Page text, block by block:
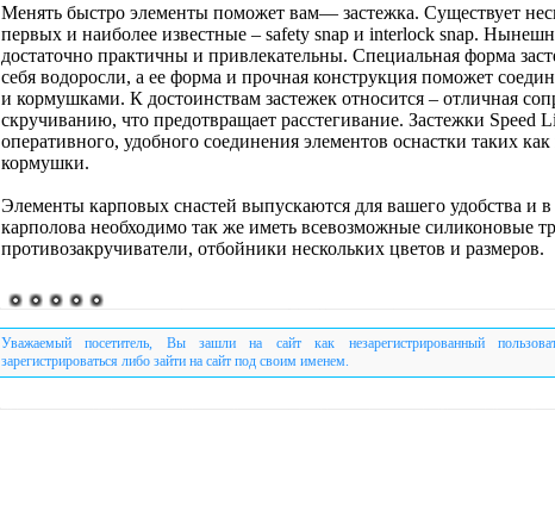
Менять быстро элементы поможет вам— застежка. Существует
первых и наиболее известные – safety snap и interlock snap.
достаточно практичны и привлекательны. Специальная форма
себя водоросли, а ее форма и прочная конструкция поможет
и кормушками. К достоинствам застежек относится – отличная
скручиванию, что предотвращает расстегивание. Застежки Speed
оперативного, удобного соединения элементов оснастки таких
кормушки.
Элементы карповых снастей выпускаются для вашего удобства и
карполова необходимо так же иметь всевозможные силиконовые
противозакручиватели, отбойники нескольких цветов и размеров.
Уважаемый посетитель, Вы зашли на сайт как незарегистрированный
зарегистрироваться либо зайти на сайт под своим именем.